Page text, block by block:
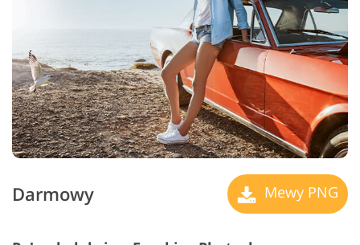
Darmowy Mewy PNG